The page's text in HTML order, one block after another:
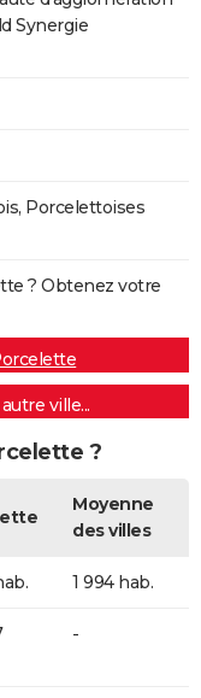
Synergie
Porcelettoises
? Obtenez votre
ville...
?
Moyenne
des villes
1 994 hab.
-